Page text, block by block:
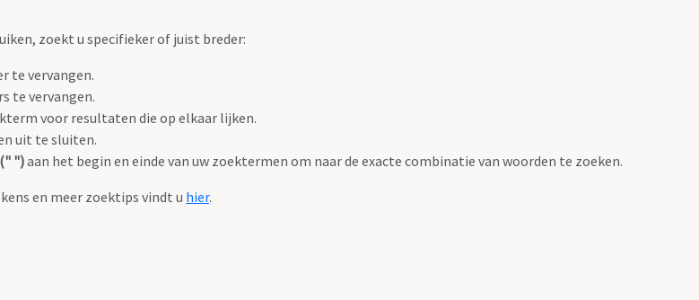
zoekt u specifieker of juist breder:
te vervangen.
te vervangen.
voor resultaten die op elkaar lijken.
uit te sluiten.
")aan het begin en einde van uw zoektermen om naar de exacte combinatie van woorden te zoeken.
en meer zoektips vindt u hier.